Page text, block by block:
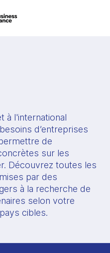
à l'international
d’entreprises
de
sur les
Découvrez toutes les
par des
à la recherche de
selon votre
cibles.